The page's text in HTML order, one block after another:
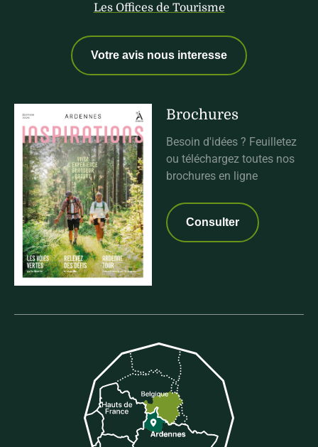
Les Offices de Tourisme
Votre avis nous interesse
Brochures
Besoin d'idées ? Feuilletez
ou téléchargez toutes nos
brochures en ligne
Consulter